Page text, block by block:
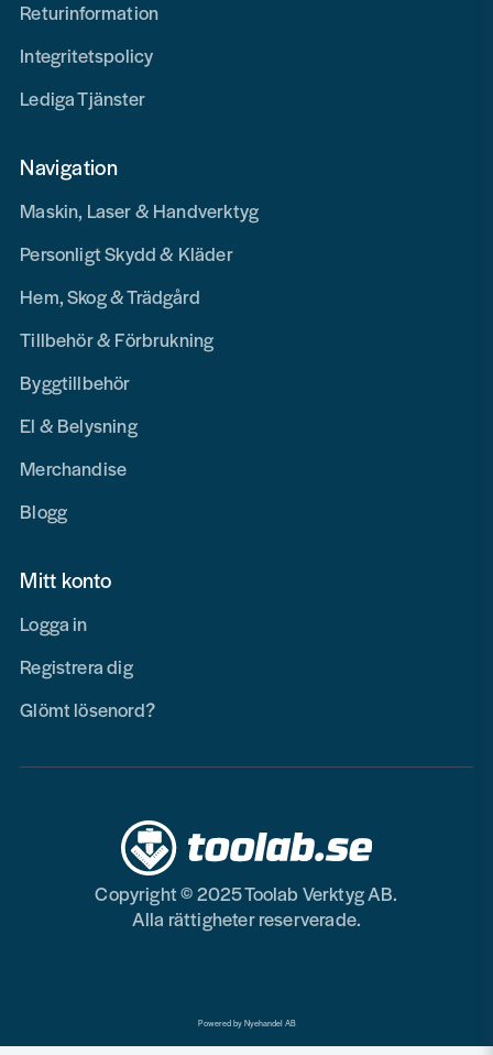
Returinformation
Integritetspolicy
Lediga Tjänster
Navigation
Maskin, Laser & Handverktyg
Personligt Skydd & Kläder
Hem, Skog & Trädgård
Tillbehör & Förbrukning
Byggtillbehör
El & Belysning
Merchandise
Blogg
Mitt konto
Logga in
Registrera dig
Glömt lösenord?
Copyright © 2025 Toolab Verktyg AB.
Alla rättigheter reserverade.
Powered by Nyehandel AB